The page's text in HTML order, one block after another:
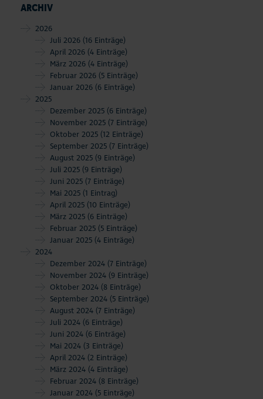
ARCHIV
2026
Juli 2026 (16 Einträge)
April 2026 (4 Einträge)
März 2026 (4 Einträge)
Februar 2026 (5 Einträge)
Januar 2026 (6 Einträge)
2025
Dezember 2025 (6 Einträge)
November 2025 (7 Einträge)
Oktober 2025 (12 Einträge)
September 2025 (7 Einträge)
August 2025 (9 Einträge)
Juli 2025 (9 Einträge)
Juni 2025 (7 Einträge)
Mai 2025 (1 Eintrag)
April 2025 (10 Einträge)
März 2025 (6 Einträge)
Februar 2025 (5 Einträge)
Januar 2025 (4 Einträge)
2024
Dezember 2024 (7 Einträge)
November 2024 (9 Einträge)
Oktober 2024 (8 Einträge)
September 2024 (5 Einträge)
August 2024 (7 Einträge)
Juli 2024 (6 Einträge)
Juni 2024 (6 Einträge)
Mai 2024 (3 Einträge)
April 2024 (2 Einträge)
März 2024 (4 Einträge)
Februar 2024 (8 Einträge)
Januar 2024 (5 Einträge)